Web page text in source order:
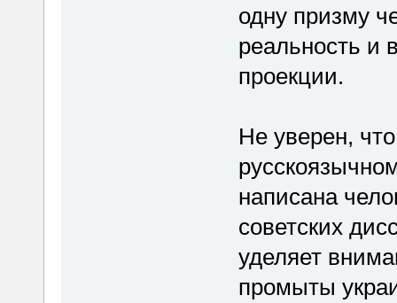
одну призму
реальность и
проекции.
Не уверен,
написана
советских
уделяет
промыты